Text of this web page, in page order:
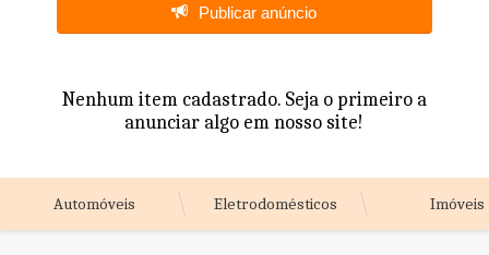
Publicar anúncio
Nenhum item cadastrado. Seja o primeiro a
anunciar algo em nosso site!
Automóveis Eletrodomésticos Imóveis